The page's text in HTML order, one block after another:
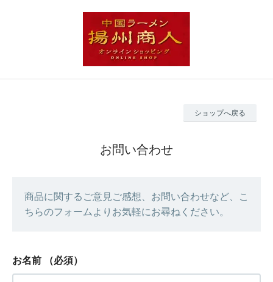
ショップへ戻る
お問い合わせ
商品に関するご意見ご感想、お問い合わせなど、こ
ちらのフォームよりお気軽にお尋ねください。
お名前 （必須）